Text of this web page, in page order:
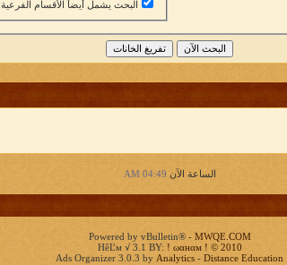
البحث يشمل أيضآ الأقسام الفرعية
الساعة الآن 04:49 AM
Powered by vBulletin® - MWQE.COM
HêĽм √ 3.1 BY: ! ωαнαм ! © 2010
Ads Organizer 3.0.3 by Analytics - Distance Education